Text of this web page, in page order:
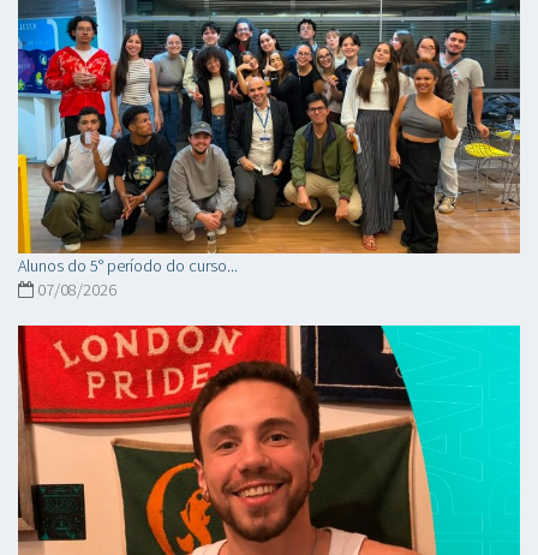
Alunos do 5° período do curso...
07/08/2026